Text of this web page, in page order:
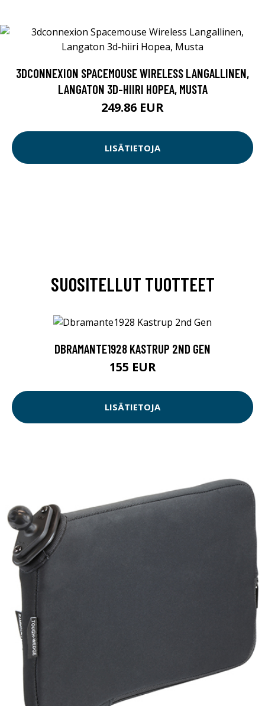
3DCONNEXION SPACEMOUSE WIRELESS LANGALLINEN,
LANGATON 3D-HIIRI HOPEA, MUSTA
249.86 EUR
LISÄTIETOJA
SUOSITELLUT TUOTTEET
DBRAMANTE1928 KASTRUP 2ND GEN
155 EUR
LISÄTIETOJA